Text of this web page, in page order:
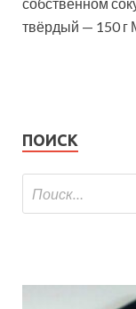
твёрдый — 150 г
ПОИСК